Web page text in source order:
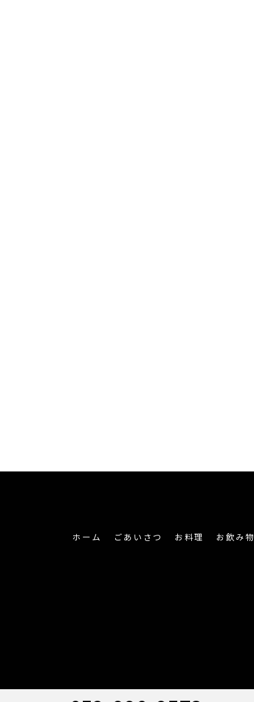
ホーム ごあいさつ お料理 お飲み物